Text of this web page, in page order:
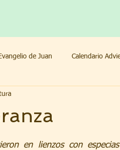
de Juan Calendario
Corintios
en lienzos con